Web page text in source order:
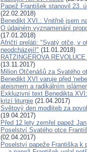
Papež František stanovil 23.
(22.02.2018)
Benedikt XVI.: Vnitřně jsem
O údajném vyznamenání
(17.01.2018)
Afričtí preláti: "Svatý otče, v
neodcházejí!" (11.01.2018)
RATZINGEROVA
(13.11.2017)
Milion Otčenášů za Svatého
Benedikt XVI varuje před
ateismem a radikálním
Exkluzivní text Benedikta
krizí liturgie (21.04.2017)
Světový den modliteb za
(19.04.2017)
Před 12 lety zemřel papež
Poselství Svatého otce
(02.04.2017)
Poselství papeže Františka k